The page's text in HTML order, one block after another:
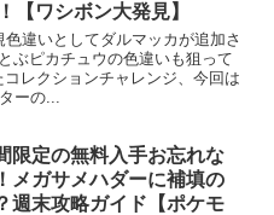
【ワシボン大発見】
違いとしてダルマッカが追加さ
ぶピカチュウの色違いも狙って
レクションチャレンジ、今回は
ーの...
限定の無料入手お忘れな
メガサメハダーに補填の
週末攻略ガイド【ポケモ